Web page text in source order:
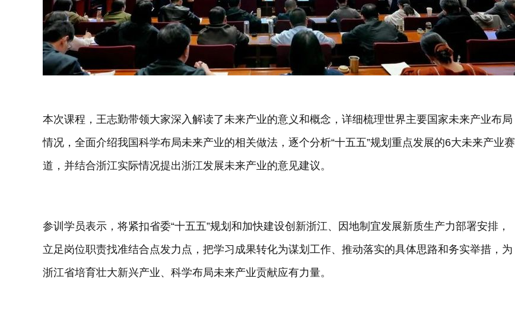
本次课程，王志勤带领大家深入解读了未来产业的意义和概念，详细梳理世界主要国家未来产业布局
情况，全面介绍我国科学布局未来产业的相关做法，逐个分析“十五五”规划重点发展的6大未来产业赛
道，并结合浙江实际情况提出浙江发展未来产业的意见建议。
参训学员表示，将紧扣省委“十五五”规划和加快建设创新浙江、因地制宜发展新质生产力部署安排，
立足岗位职责找准结合点发力点，把学习成果转化为谋划工作、推动落实的具体思路和务实举措，为
浙江省培育壮大新兴产业、科学布局未来产业贡献应有力量。